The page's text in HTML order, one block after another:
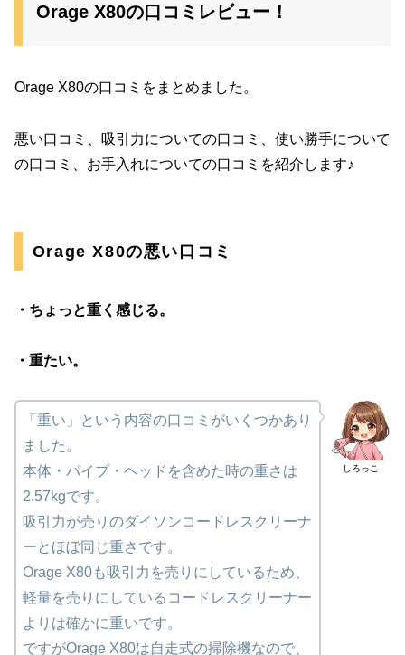
Orage X80の口コミレビュー！
Orage X80の口コミをまとめました。
悪い口コミ、吸引力についての口コミ、使い勝手について
の口コミ、お手入れについての口コミを紹介します♪
Orage X80の悪い口コミ
・ちょっと重く感じる。
・重たい。
しろっこ
「重い」という内容の口コミがいくつかあり
ました。
本体・パイプ・ヘッドを含めた時の重さは
2.57kgです。
吸引力が売りのダイソンコードレスクリーナ
ーとほぼ同じ重さです。
Orage X80も吸引力を売りにしているため、
軽量を売りにしているコードレスクリーナー
よりは確かに重いです。
ですがOrage X80は自走式の掃除機なので、